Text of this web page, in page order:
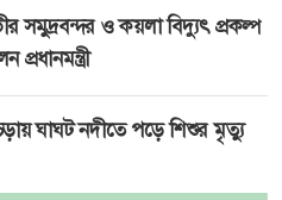
সমুদ্রবন্দর ও কয়লা বিদ্যুৎ প্রকল্প
ঘাঘট নদীতে পড়ে শিশুর মৃত্যু